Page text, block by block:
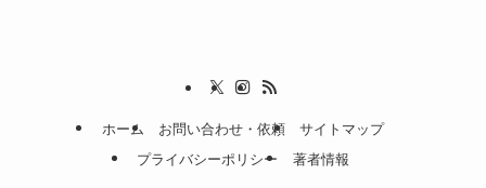
ホーム お問い合わせ・依頼
サイトマップ
プライバシーポリシー
著者情報